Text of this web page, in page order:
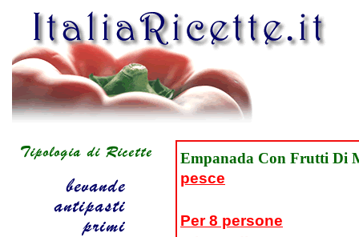
Empanada Con Frutti Di
pesce
Per 8 persone